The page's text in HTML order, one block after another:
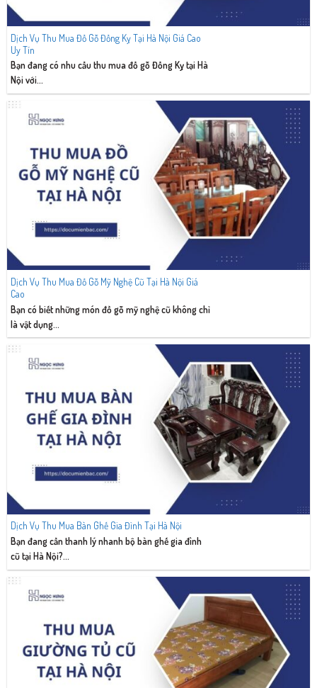
Dịch Vụ Thu Mua Đồ Gỗ Đồng Kỵ Tại Hà Nội Giá Cao
Uy Tín
Bạn đang có nhu cầu thu mua đồ gỗ Đồng Kỵ tại Hà
Nội với...
Dịch Vụ Thu Mua Đồ Gỗ Mỹ Nghệ Cũ Tại Hà Nội Giá
Cao
Bạn có biết những món đồ gỗ mỹ nghệ cũ không chỉ
là vật dụng...
Dịch Vụ Thu Mua Bàn Ghế Gia Đình Tại Hà Nội
Bạn đang cần thanh lý nhanh bộ bàn ghế gia đình
cũ tại Hà Nội?...